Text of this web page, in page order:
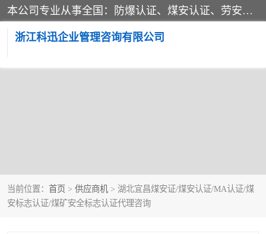
本公司专业从事全国：防爆认证、煤安认证、劳安认证、体系认证、产品认证、ATEX认证、IECEX认证、消防产品认证、生产认可证、验厂指导、认证技术支持、企业管理策划等一站式咨询服务。 用我们的智慧、经验、真诚与勤恳，分享成长的喜悦！ 全国24小时咨询热线：* 认证咨询：张老师（全国*）
浙江科迅企业管理咨询有限公司
当前位置： 首页 > 供应商机 > 湖北宜昌煤安证/煤安认证/MA认证/煤
安标志认证/煤矿安全标志认证代理咨询